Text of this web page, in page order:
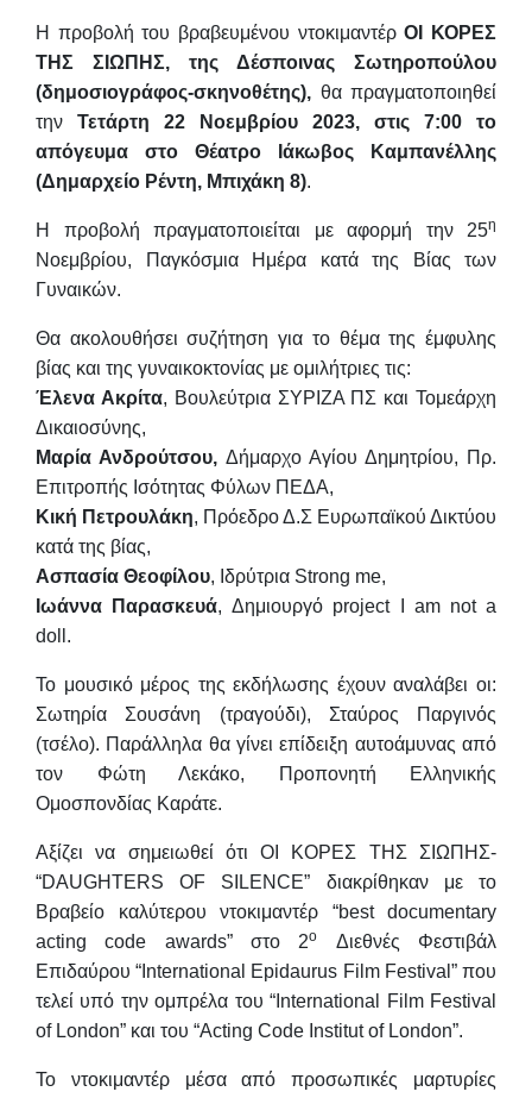
H προβολή του βραβευμένου ντοκιμαντέρΟΙ ΚΟΡΕΣ
ΤΗΣ ΣΙΩΠΗΣ, της Δέσποινας Σωτηροπούλου
(δημοσιογράφος-σκηνοθέτης), θα πραγματοποιηθεί
την Τετάρτη 22 Νοεμβρίου 2023, στις 7:00 το
απόγευμα στο Θέατρο Ιάκωβος Καμπανέλλης
(Δημαρχείο Ρέντη, Μπιχάκη 8).
Η προβολή πραγματοποιείται με αφορμή την 25η
Νοεμβρίου, Παγκόσμια Ημέρα κατά της Βίας των
Γυναικών.
Θα ακολουθήσει συζήτηση για το θέμα της έμφυλης
βίας και της γυναικοκτονίας με ομιλήτριες τις:
Έλενα Ακρίτα, Βουλεύτρια ΣΥΡΙΖΑ ΠΣ και Τομεάρχη
Δικαιοσύνης,
Μαρία Ανδρούτσου, Δήμαρχο Αγίου Δημητρίου, Πρ.
Επιτροπής Ισότητας Φύλων ΠΕΔΑ,
Κική Πετρουλάκη, Πρόεδρο Δ.Σ Ευρωπαϊκού Δικτύου
κατά της βίας,
Ασπασία Θεοφίλου, Ιδρύτρια Strong me,
Ιωάννα Παρασκευά, Δημιουργό project I am not a
doll.
Το μουσικό μέρος της εκδήλωσης έχουν αναλάβει οι:
Σωτηρία Σουσάνη (τραγούδι), Σταύρος Παργινός
(τσέλο). Παράλληλα θα γίνει επίδειξη αυτοάμυνας από
τον Φώτη Λεκάκο, Προπονητή Ελληνικής
Ομοσπονδίας Καράτε.
Αξίζει να σημειωθεί ότι ΟΙ ΚΟΡΕΣ ΤΗΣ ΣΙΩΠΗΣ-
“DAUGHTERS OF SILENCE” διακρίθηκαν με το
Βραβείο καλύτερου ντοκιμαντέρ “best documentary
acting code awards” στο 2ο
Διεθνές Φεστιβάλ
Επιδαύρου “International Epidaurus Film Festival” που
τελεί υπό την ομπρέλα του “Ιnternational Film Festival
of London” και του “Acting Code Institut of London”.
Το ντοκιμαντέρ μέσα από προσωπικές μαρτυρίες